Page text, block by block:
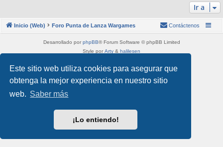
Este sitio web utiliza cookies para asegurar que
obtenga la mejor experiencia en nuestro sitio
web. Saber más
¡Lo entiendo!
Ir a
Inicio (Web) Foro Punta de Lanza Wargames Contáctenos
Desarrollado por phpBB® Forum Software © phpBB Limited
Style por Arty & halilesen
Privacidad| Condiciones